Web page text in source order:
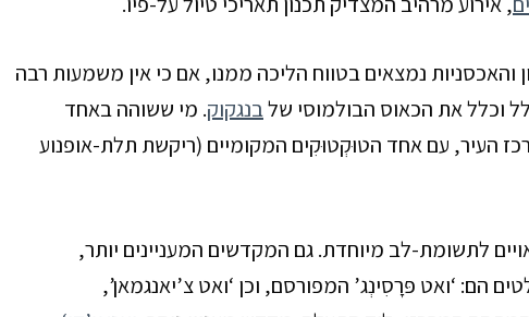
והאכסניות נמצאים בטווח הליכה ממנו, אם כי אין משמעות רבה
וכלל את הכאוס הבולמוסי שלבנגקוק. מי ששוהה באחד
העיר, עם אחד הטוּקְטוּקִים המקומיים (ריקשת תלת-אופנוע
לתשומת-לב מיוחדת. גם המקדשים המעניינים יותר,
הם: ‘ואט פּרָסִינְג’ המפורסם, וכן ‘ואט צ’יאנגמאן’,